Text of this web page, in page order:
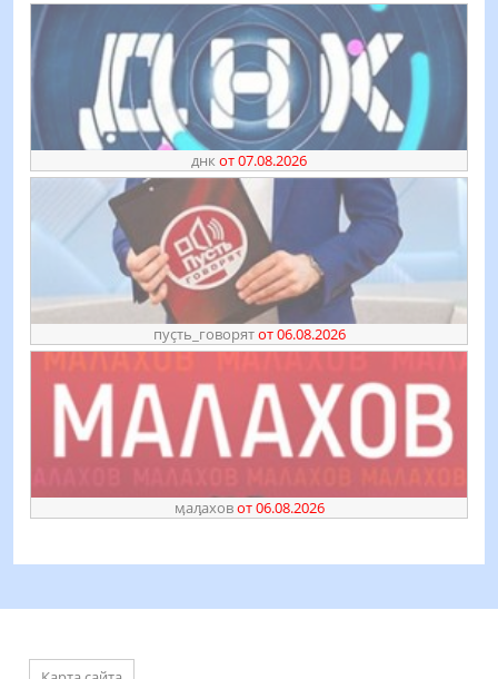
днк от 07.08.2026
пуҫть_говорятот 06.08.2026
ӎаԓаховот 06.08.2026